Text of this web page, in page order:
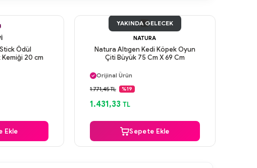
Ödül
20 cm
Ekle
YAKINDA GELECEK
NATURA
Natura Altıgen Kedi Köpek Oyun
Çiti Büyük 75 Cm X 69 Cm
Orijinal Ürün
Güvenli Ödeme
1.771,45 TL %19
1.431,33 TL
Sepete Ekle